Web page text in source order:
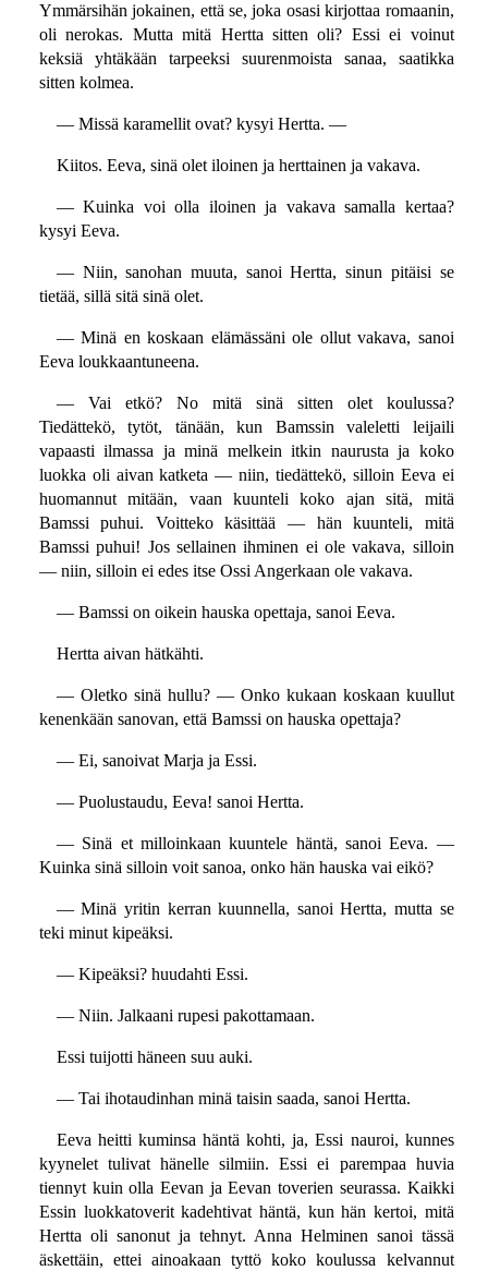
Ymmärsihän jokainen, että se, joka osasi kirjottaa romaanin,
oli nerokas. Mutta mitä Hertta sitten oli? Essi ei voinut
keksiä yhtäkään tarpeeksi suurenmoista sanaa, saatikka
sitten kolmea.
— Missä karamellit ovat? kysyi Hertta. —
Kiitos. Eeva, sinä olet iloinen ja herttainen ja vakava.
— Kuinka voi olla iloinen ja vakava samalla kertaa?
kysyi Eeva.
— Niin, sanohan muuta, sanoi Hertta, sinun pitäisi se
tietää, sillä sitä sinä olet.
— Minä en koskaan elämässäni ole ollut vakava, sanoi
Eeva loukkaantuneena.
— Vai etkö? No mitä sinä sitten olet koulussa?
Tiedättekö, tytöt, tänään, kun Bamssin valeletti leijaili
vapaasti ilmassa ja minä melkein itkin naurusta ja koko
luokka oli aivan katketa — niin, tiedättekö, silloin Eeva ei
huomannut mitään, vaan kuunteli koko ajan sitä, mitä
Bamssi puhui. Voitteko käsittää — hän kuunteli, mitä
Bamssi puhui! Jos sellainen ihminen ei ole vakava, silloin
— niin, silloin ei edes itse Ossi Angerkaan ole vakava.
— Bamssi on oikein hauska opettaja, sanoi Eeva.
Hertta aivan hätkähti.
— Oletko sinä hullu? — Onko kukaan koskaan kuullut
kenenkään sanovan, että Bamssi on hauska opettaja?
— Ei, sanoivat Marja ja Essi.
— Puolustaudu, Eeva! sanoi Hertta.
— Sinä et milloinkaan kuuntele häntä, sanoi Eeva. —
Kuinka sinä silloin voit sanoa, onko hän hauska vai eikö?
— Minä yritin kerran kuunnella, sanoi Hertta, mutta se
teki minut kipeäksi.
— Kipeäksi? huudahti Essi.
— Niin. Jalkaani rupesi pakottamaan.
Essi tuijotti häneen suu auki.
— Tai ihotaudinhan minä taisin saada, sanoi Hertta.
Eeva heitti kuminsa häntä kohti, ja, Essi nauroi, kunnes
kyynelet tulivat hänelle silmiin. Essi ei parempaa huvia
tiennyt kuin olla Eevan ja Eevan toverien seurassa. Kaikki
Essin luokkatoverit kadehtivat häntä, kun hän kertoi, mitä
Hertta oli sanonut ja tehnyt. Anna Helminen sanoi tässä
äskettäin, ettei ainoakaan tyttö koko koulussa kelvannut